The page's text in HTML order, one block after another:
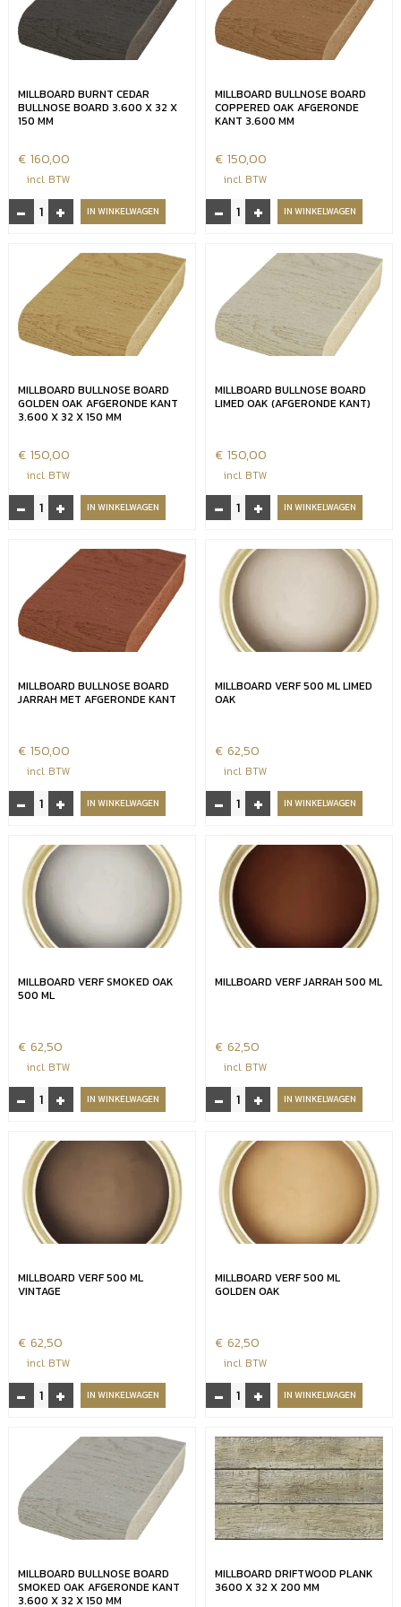
met
afgeronde
kant
150
MILLBOARD BURNT CEDAR
BULLNOSE BOARD 3.600 X 32 X
150 MM
€ 160,00
incl. BTW
-
Millboard
Burnt
board
3.600
32
mm
aantal
+ IN WINKELWAGEN
MILLBOARD BULLNOSE BOARD
COPPERED OAK AFGERONDE
KANT 3.600 MM
€ 150,00
incl. BTW
-
Millboard
bullnose
Coppered
afgeronde
kant
3.600
+ IN WINKELWAGEN
MILLBOARD BULLNOSE BOARD
GOLDEN OAK AFGERONDE KANT
3.600 X 32 X 150 MM
€ 150,00
incl. BTW
-
Millboard
bullnose
afgeronde
kant
3.600
aantal
+ IN WINKELWAGEN
MILLBOARD BULLNOSE BOARD
LIMED OAK (AFGERONDE KANT)
€ 150,00
incl. BTW
-
Millboard
bullnose
Limed
oak
(afgeronde
kant)
aantal
+ IN WINKELWAGEN
MILLBOARD BULLNOSE BOARD
JARRAH MET AFGERONDE KANT
€ 150,00
incl. BTW
-
Millboard
bullnose
Jarrah
met
afgeronde
kant
aantal
+ IN WINKELWAGEN
MILLBOARD VERF 500 ML LIMED
OAK
€ 62,50
incl. BTW
-
Millboard
verf
Limed
oak
aantal
+ IN WINKELWAGEN
MILLBOARD VERF SMOKED OAK
500 ML
€ 62,50
incl. BTW
-
Millboard
verf
oak
500
aantal
+ IN WINKELWAGEN
MILLBOARD VERF JARRAH 500 ML
€ 62,50
incl. BTW
-
Millboard
verf
500
aantal
+ IN WINKELWAGEN
MILLBOARD VERF 500 ML
VINTAGE
€ 62,50
incl. BTW
-
Millboard
verf
Vintage
aantal
+ IN WINKELWAGEN
MILLBOARD VERF 500 ML
GOLDEN OAK
€ 62,50
incl. BTW
-
Millboard
verf
ml
Golden
oak
aantal
+ IN WINKELWAGEN
MILLBOARD BULLNOSE BOARD
SMOKED OAK AFGERONDE KANT
3.600 X 32 X 150 MM
MILLBOARD DRIFTWOOD PLANK
3600 X 32 X 200 MM